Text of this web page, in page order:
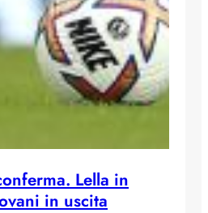
Lella in
in uscita